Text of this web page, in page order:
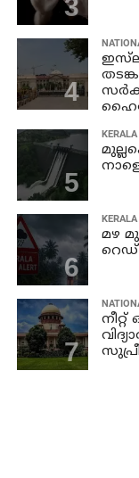
KERALA
KERALA
മഴ
റെഡ്